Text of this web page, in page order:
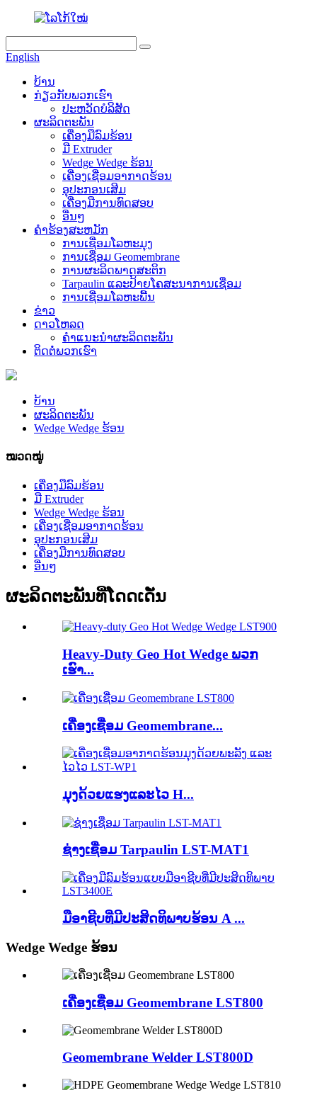
English
ບ້ານ
ກ່ຽວ​ກັບ​ພວກ​ເຮົາ
ປະຫວັດບໍລິສັດ
ຜະລິດຕະພັນ
ເຄື່ອງມືລົມຮ້ອນ
ມື Extruder
Wedge Wedge ຮ້ອນ
ເຄື່ອງເຊື່ອມອາກາດຮ້ອນ
ອຸປະກອນເສີມ
ເຄື່ອງມືການທົດສອບ
ອື່ນໆ
ຄໍາຮ້ອງສະຫມັກ
ການເຊື່ອມໂລຫະມຸງ
ການເຊື່ອມ Geomembrane
ການຜະລິດພາດສະຕິກ
Tarpaulin ແລະປ້າຍໂຄສະນາການເຊື່ອມ
ການເຊື່ອມໂລຫະພື້ນ
ຂ່າວ
ດາວໂຫລດ
ຄໍາແນະນໍາຜະລິດຕະພັນ
ຕິດ​ຕໍ່​ພວກ​ເຮົາ
ບ້ານ
ຜະລິດຕະພັນ
Wedge Wedge ຮ້ອນ
ໝວດໝູ່
ເຄື່ອງມືລົມຮ້ອນ
ມື Extruder
Wedge Wedge ຮ້ອນ
ເຄື່ອງເຊື່ອມອາກາດຮ້ອນ
ອຸປະກອນເສີມ
ເຄື່ອງມືການທົດສອບ
ອື່ນໆ
ຜະລິດຕະພັນທີ່ໂດດເດັ່ນ
Heavy-Duty Geo Hot Wedge ພວກ
ເຮົາ...
ເຄື່ອງເຊື່ອມ Geomembrane...
ມຸງ​ດ້ວຍ​ແຮງ​ແລະ​ໄວ H...
ຊ່າງເຊື່ອມ Tarpaulin LST-MAT1
ມືອາຊີບທີ່ມີປະສິດທິພາບຮ້ອນ A ...
Wedge Wedge ຮ້ອນ
ເຄື່ອງເຊື່ອມ Geomembrane LST800
Geomembrane Welder LST800D